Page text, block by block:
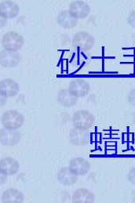
砂土
蜻